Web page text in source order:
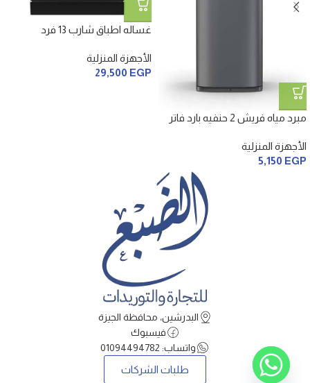
مبرد مياه فريش 2 حنفيه بارد فاتر
الأجهزة المنزلية
5,150 EGP
غساله اطباق شارب 13 فرد
الأجهزة المنزلية
29,500 EGP
البدرشين، محافظة الجيزة
فيسبوك
واتساب: 01094494782
طلبات الشركات